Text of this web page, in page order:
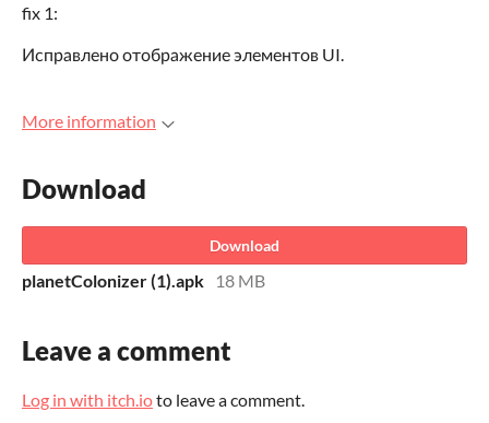
fix 1:
Исправлено отображение элементов UI.
More information
Download
Download
planetColonizer (1).apk 18 MB
Leave a comment
Log in with itch.ioto leave a comment.